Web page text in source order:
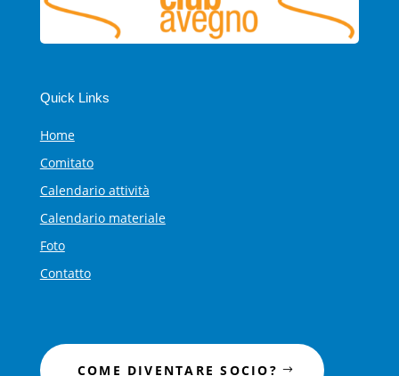
Quick Links
Home
Comitato
Calendario attività
Calendario materiale
Foto
Contatto
COME DIVENTARE SOCIO?